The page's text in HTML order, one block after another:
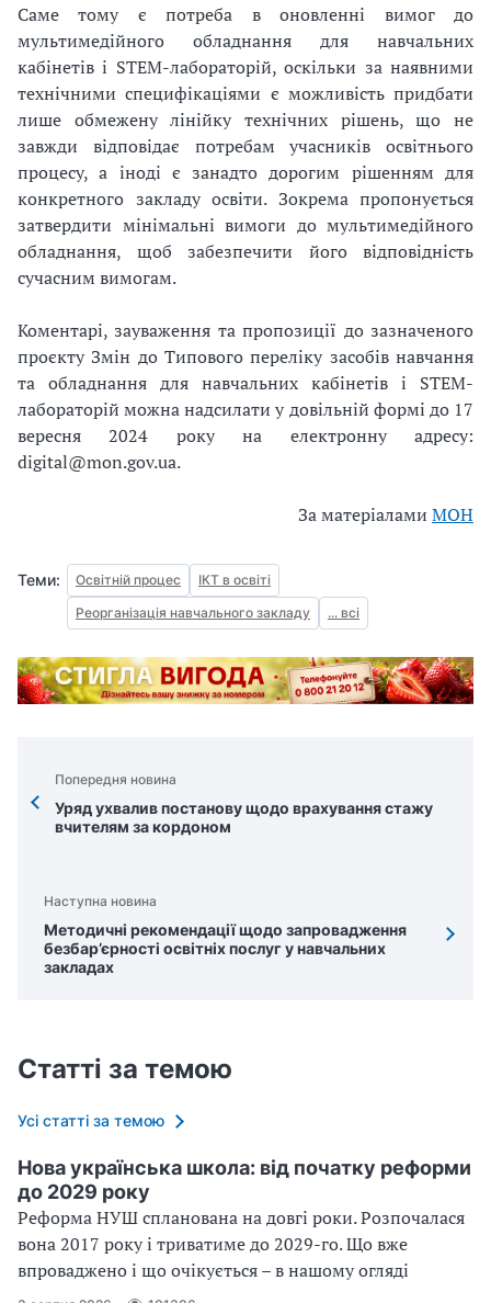
Саме тому є потреба в оновленні вимог до
мультимедійного обладнання для навчальних
кабінетів і STEM-лабораторій, оскільки за наявними
технічними специфікаціями є можливість придбати
лише обмежену лінійку технічних рішень, що не
завжди відповідає потребам учасників освітнього
процесу, а іноді є занадто дорогим рішенням для
конкретного закладу освіти. Зокрема пропонується
затвердити мінімальні вимоги до мультимедійного
обладнання, щоб забезпечити його відповідність
сучасним вимогам.
Коментарі, зауваження та пропозиції до зазначеного
проєкту Змін до Типового переліку засобів навчання
та обладнання для навчальних кабінетів і STEM-
лабораторій можна надсилати у довільній формі до 17
вересня 2024 року на електронну адресу:
digital@mon.gov.ua.
За матеріалами МОН
Теми: Освітній процес
ІКТ в освіті
Реорганізація навчального закладу
... всі
Попередня новина
Уряд ухвалив постанову щодо врахування стажу
вчителям за кордоном
Наступна новина
Методичні рекомендації щодо запровадження
безбар’єрності освітніх послуг у навчальних
закладах
Статті за темою
Усі статті за темою
Нова українська школа: від початку реформи
до 2029 року
Реформа НУШ спланована на довгі роки. Розпочалася
вона 2017 року і триватиме до 2029-го. Що вже
впроваджено і що очікується – в нашому огляді